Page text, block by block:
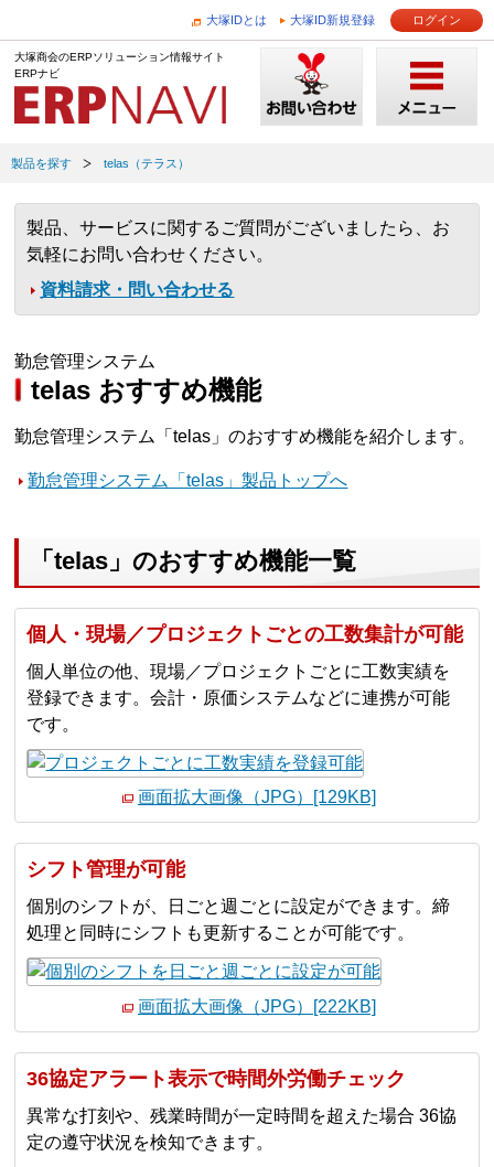
大塚IDとは 大塚ID新規登録 ログイン
大塚商会のERPソリューション情報サイト
ERPナビ
製品を探す telas（テラス）
製品、サービスに関するご質問がございましたら、お
気軽にお問い合わせください。
資料請求・問い合わせる
勤怠管理システム
telas おすすめ機能
勤怠管理システム「telas」のおすすめ機能を紹介します。
勤怠管理システム「telas」製品トップへ
「telas」のおすすめ機能一覧
個人・現場／プロジェクトごとの工数集計が可能
個人単位の他、現場／プロジェクトごとに工数実績を
登録できます。会計・原価システムなどに連携が可能
です。
画面拡大画像（JPG）[129KB]
シフト管理が可能
個別のシフトが、日ごと週ごとに設定ができます。締
処理と同時にシフトも更新することが可能です。
画面拡大画像（JPG）[222KB]
36協定アラート表示で時間外労働チェック
異常な打刻や、残業時間が一定時間を超えた場合 36協
定の遵守状況を検知できます。